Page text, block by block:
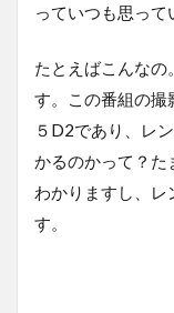
っていつも思って
たとえばこんな
す。この番組の撮
５D2であり、レ
かるのかって？た
わかりますし、レ
す。